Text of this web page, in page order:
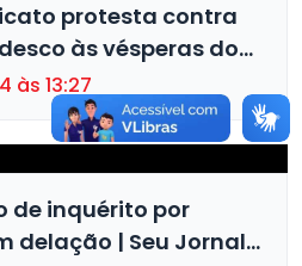
protesta contra
às vésperas do
às 13:27
de inquérito por
delação | Seu Jornal